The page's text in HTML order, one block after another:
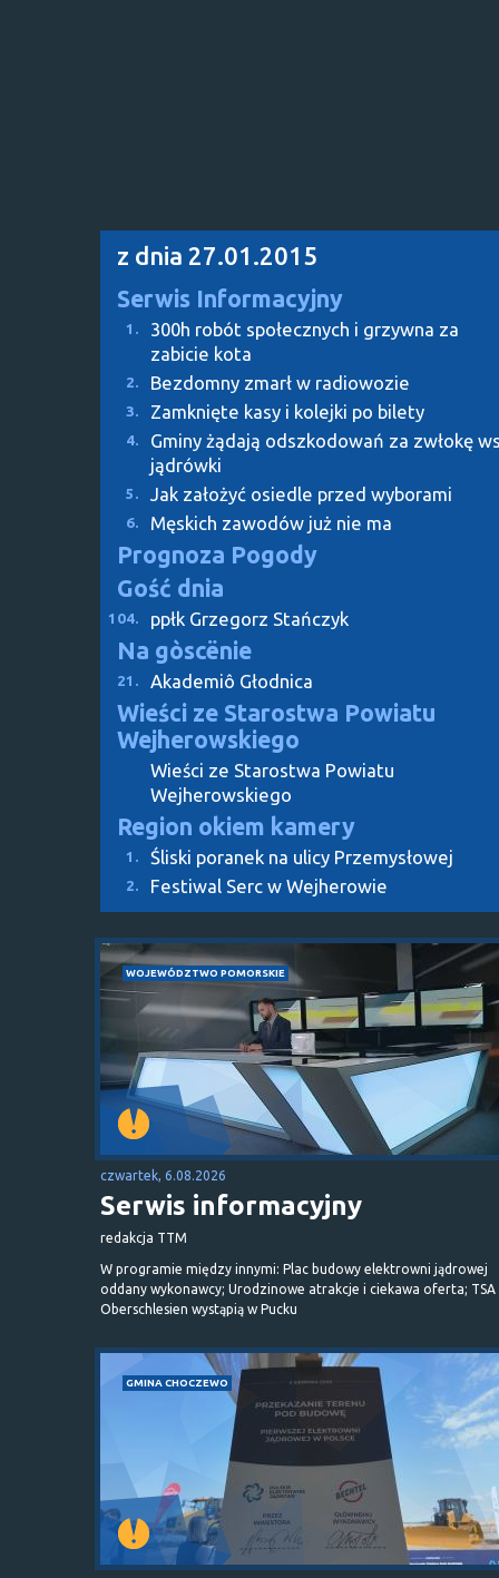
z dnia 27.01.2015
Serwis Informacyjny
1.
300h robót społecznych i grzywna za
zabicie kota
2. Bezdomny zmarł w radiowozie
3. Zamknięte kasy i kolejki po bilety
4.
Gminy żądają odszkodowań za zwłokę
jądrówki
5. Jak założyć osiedle przed wyborami
6. Męskich zawodów już nie ma
Prognoza Pogody
Gość dnia
104. ppłk Grzegorz Stańczyk
Na gòscënie
21. Akademiô Głodnica
Wieści ze Starostwa Powiatu
Wejherowskiego
Wieści ze Starostwa Powiatu
Wejherowskiego
Region okiem kamery
1. Śliski poranek na ulicy Przemysłowej
2. Festiwal Serc w Wejherowie
WOJEWÓDZTWO POMORSKIE
czwartek, 6.08.2026
Serwis informacyjny
redakcja TTM
W programie między innymi: Plac budowy elektrowni jądrowej
oddany wykonawcy; Urodzinowe atrakcje i ciekawa oferta; TSA
Oberschlesien wystąpią w Pucku
GMINA CHOCZEWO